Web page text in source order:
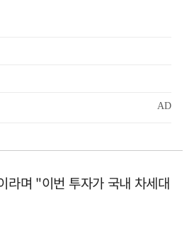
라며 "이번 투자가 국내 차세대